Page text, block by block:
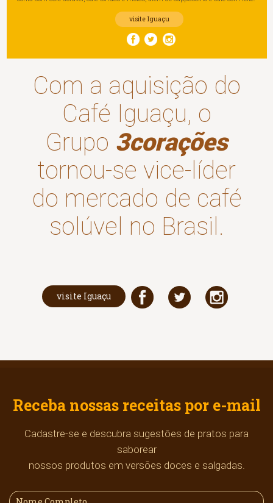
Fundado em 1967 na cidade de Cornélio Procópio, no
Iguaçu foi incorporado ao Grupo
3corações
conta com café solúvel, café torrado e moído, além de
visite Iguaçu
Com a aquisição do
Café Iguaçu, o
Grupo 3corações
tornou-se vice-líder
do mercado de café
solúvel no Brasil.
visite Iguaçu
Receba nossas receitas por e-mail
Cadastre-se e descubra sugestões de pratos para
saborear
nossos produtos em versões doces e salgadas.